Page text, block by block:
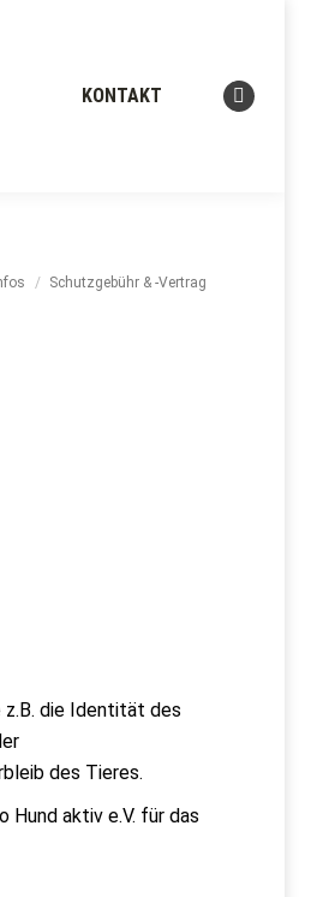
KONTAKT
Facebook
Schutzgebühr & -Vertrag
die Identität des
des Tieres.
aktiv e.V. für das